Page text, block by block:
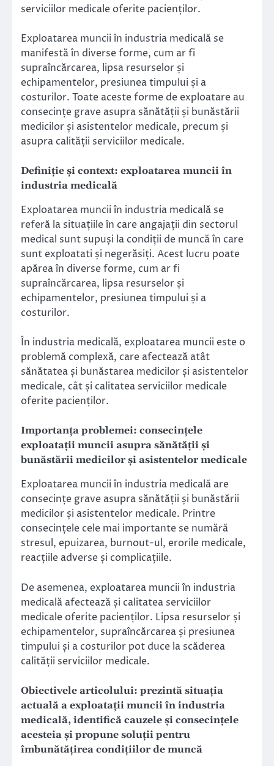
serviciilor medicale oferite pacienților.
Exploatarea muncii în industria medicală se
manifestă în diverse forme, cum ar fi
supraîncărcarea, lipsa resurselor și
echipamentelor, presiunea timpului și a
costurilor. Toate aceste forme de exploatare au
consecințe grave asupra sănătății și bunăstării
medicilor și asistentelor medicale, precum și
asupra calității serviciilor medicale.
Definiție și context: exploatarea muncii în
industria medicală
Exploatarea muncii în industria medicală se
referă la situațiile în care angajații din sectorul
medical sunt supuși la condiții de muncă în care
sunt exploatati și negerăsiți. Acest lucru poate
apărea în diverse forme, cum ar fi
supraîncărcarea, lipsa resurselor și
echipamentelor, presiunea timpului și a
costurilor.
În industria medicală, exploatarea muncii este o
problemă complexă, care afectează atât
sănătatea și bunăstarea medicilor și asistentelor
medicale, cât și calitatea serviciilor medicale
oferite pacienților.
Importanța problemei: consecințele
exploatații muncii asupra sănătății și
bunăstării medicilor și asistentelor medicale
Exploatarea muncii în industria medicală are
consecințe grave asupra sănătății și bunăstării
medicilor și asistentelor medicale. Printre
consecințele cele mai importante se numără
stresul, epuizarea, burnout-ul, erorile medicale,
reacțiile adverse și complicațiile.
De asemenea, exploatarea muncii în industria
medicală afectează și calitatea serviciilor
medicale oferite pacienților. Lipsa resurselor și
echipamentelor, supraîncărcarea și presiunea
timpului și a costurilor pot duce la scăderea
calității serviciilor medicale.
Obiectivele articolului: prezintă situația
actuală a exploatații muncii în industria
medicală, identifică cauzele și consecințele
acesteia și propune soluții pentru
îmbunătățirea condițiilor de muncă